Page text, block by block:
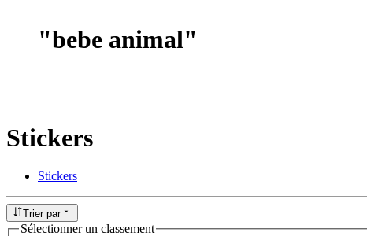
"bebe animal"
Stickers
Stickers
Trier par
Sélectionner un classement